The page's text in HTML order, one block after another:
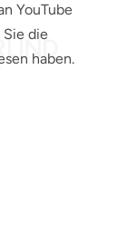
YouTube
die
haben.